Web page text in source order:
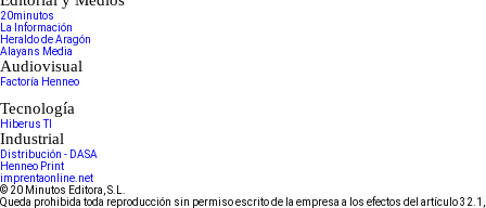
20minutos
La Información
Heraldo de Aragón
Alayans Media
Audiovisual
Factoría Henneo
Tecnología
Hiberus TI
Industrial
Distribución - DASA
Henneo Print
imprentaonline.net
© 20 Minutos Editora, S.L.
Queda prohibida toda reproducción sin permiso escrito de la empresa a los efectos del artículo 32.1,